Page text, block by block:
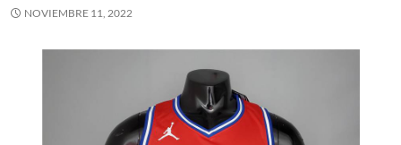
NOVIEMBRE 11, 2022